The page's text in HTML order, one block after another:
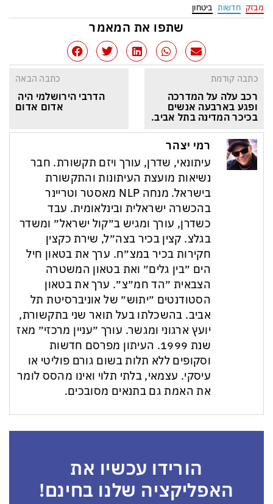
מבזק חדשות ביטחון
שתפו את המאמר
כתבה קודמת
רכב עלה על המדרכה
ופגע בארבעה אנשים
בכיכר המדינה בתל אביב.
כתבה הבאה
הדרבי הירושלמי היה
אדום אדום
רמי יצהר
עיתונאי, שדרן, עורך ויזם תקשורת. חבר
נשיאות מועצת העיתונות והתקשורת
בישראל. מנחה NLP מאסטר וטריינר
בהכשרה ישראלית ובינלאומית. עבד
כשדרן, עורך ומגיש ב״קול ישראל״ ומשדר
בגלצ. קצין בכיר בצה״ל, שירת כקצין
חקירות בכיר במצ״ח. ערך את בטאון חיל
הים ״בין גלים״ ואת בטאון המשטרה
הצבאית ״הד חמ״צ״. ערך את בטאון
הסטודנטים ״יתוש״ של אוניברסיטת תל
אביב. בהשכלתו בעל תואר שני בתקשורת,
יועץ ארגוני ומגשר. עורך ״עניין מרכזי״ מאז
שנת 1999. העיתון מפרסם חדשות
וסקופים ללא תלות בשום גורם פוליטי או
עיסקי. עצמאי, בלתי תלוי ואינו מהסס לומר
את האמת גם בתנאים מסובכים.
הורידו עכשיו את
האפליקציה שלנו בחינם!